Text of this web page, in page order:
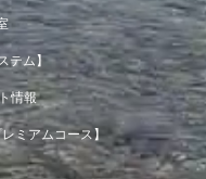
テム】
情報
ミアムコース】